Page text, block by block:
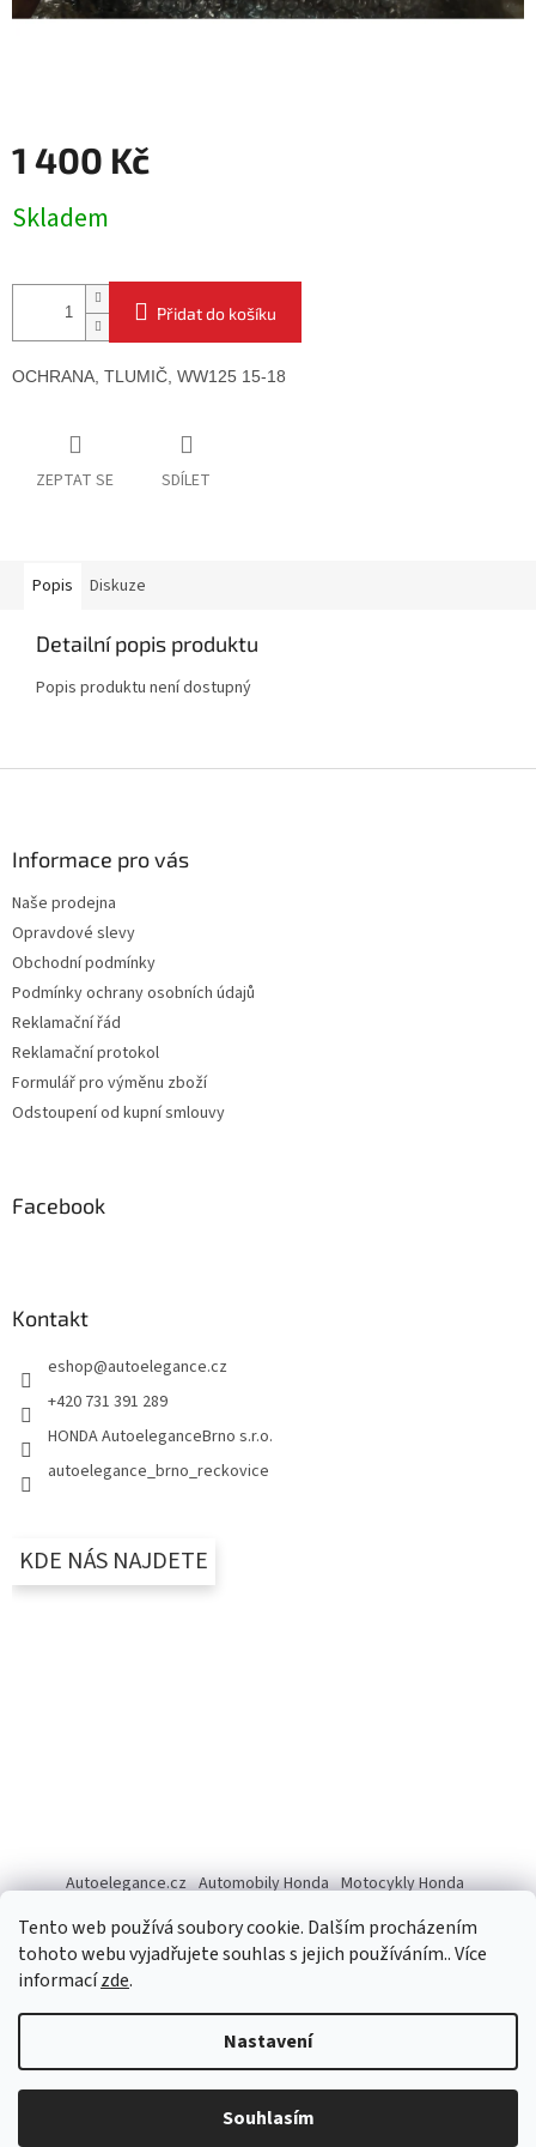
Tento web používá soubory cookie. Dalším procházením
tohoto webu vyjadřujete souhlas s jejich používáním.. Více
informacízde.
Nastavení
Souhlasím
1 400 Kč
cena:
Skladem
Přidat do košíku
OCHRANA, TLUMIČ, WW125 15-18
ZEPTAT SE SDÍLET
Popis Diskuze
Detailní popis produktu
Popis produktu není dostupný
Informace pro vás
Naše prodejna
Opravdové slevy
Obchodní podmínky
Podmínky ochrany osobních údajů
Reklamační řád
Reklamační protokol
Formulář pro výměnu zboží
Odstoupení od kupní smlouvy
Facebook
Kontakt
eshop@autoelegance.cz
+420 731 391 289
HONDA AutoeleganceBrno s.r.o.
autoelegance_brno_reckovice
KDE NÁS NAJDETE
Autoelegance.cz Automobily Honda Motocykly Honda
Copyright 2026Autoelegance Brno s.r.o.. Všechna práva
vyhrazena.